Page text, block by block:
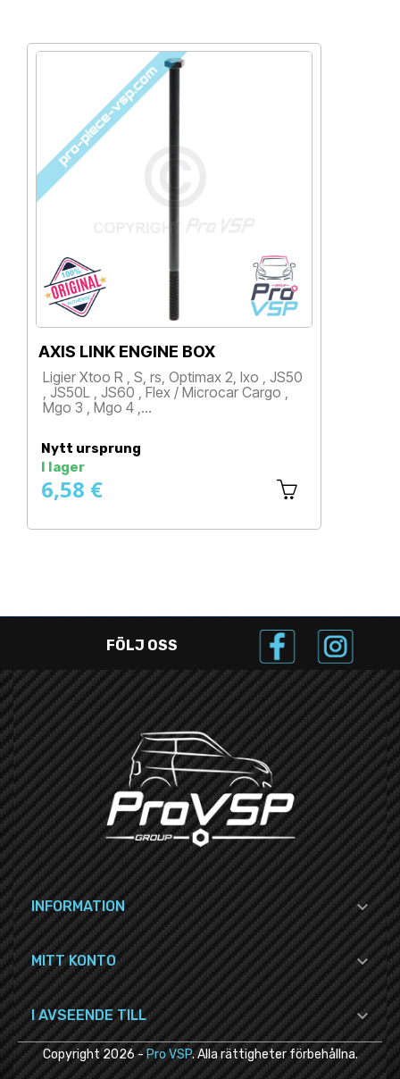
AXIS LINK ENGINE BOX
Ligier Xtoo R , S, rs, Optimax 2, Ixo , JS50
, JS50L , JS60 , Flex / Microcar Cargo ,
Mgo 3 , Mgo 4 ,…
Nytt ursprung
I lager
6,58 €
FÖLJ OSS
INFORMATION 
MITT KONTO 
I AVSEENDE TILL 
Copyright2026- Pro VSP. Alla rättigheter förbehållna.